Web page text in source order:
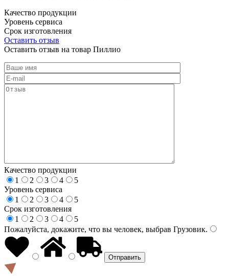
Качество продукции
Уровень сервиса
Срок изготовления
Оставить отзыв
Оставить отзыв на товар Пиллио
Качество продукции
1
2 3 4
5
Уровень сервиса
1
2 3 4
5
Срок изготовления
1
2 3 4
5
Пожалуйста, докажите, что вы человек, выбрав Грузовик.